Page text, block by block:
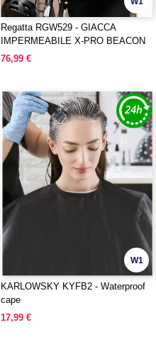
Regatta RGW529 - GIACCA
IMPERMEABILE X-PRO BEACON
BRITE LIGHT
76,99 €
W1
KARLOWSKY KYFB2 - Waterproof
cape
17,99 €